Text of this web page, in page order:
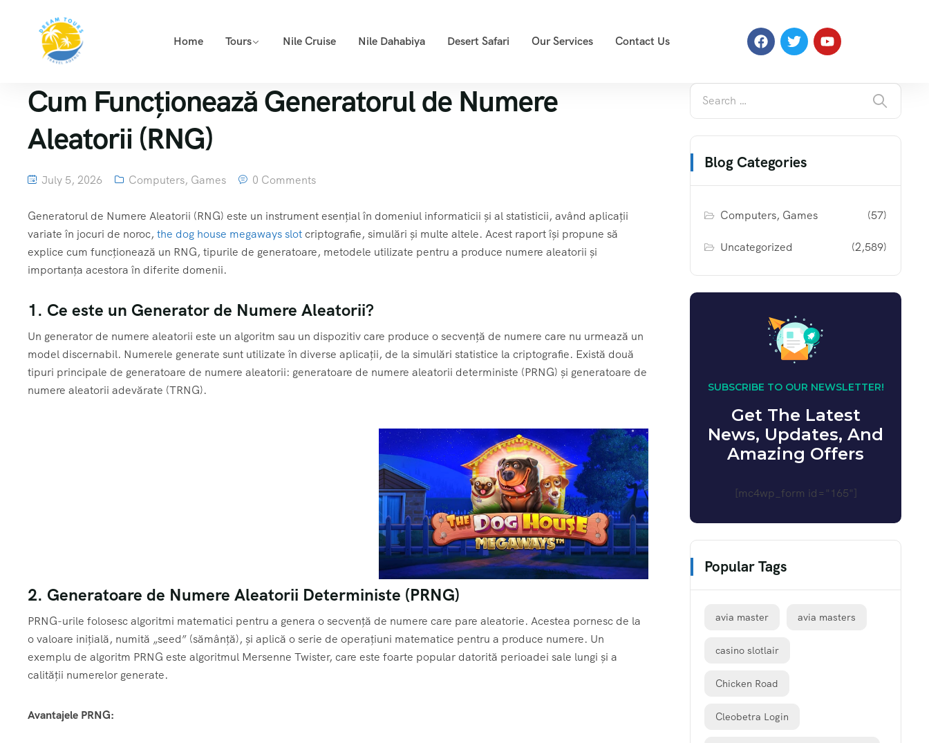
Home Tours Nile Cruise Nile Dahabiya Desert Safari Our Services Contact Us
Cum Funcționează Generatorul de Numere
Aleatorii (RNG)
July 5, 2026 Computers, Games 0 Comments
Generatorul de Numere Aleatorii (RNG) este un instrument esențial în domeniul informaticii și al statisticii, având aplicații
variate în jocuri de noroc, the dog house megaways slotcriptografie, simulări și multe altele. Acest raport își propune să
explice cum funcționează un RNG, tipurile de generatoare, metodele utilizate pentru a produce numere aleatorii și
importanța acestora în diferite domenii.
1. Ce este un Generator de Numere Aleatorii?
Un generator de numere aleatorii este un algoritm sau un dispozitiv care produce o secvență de numere care nu urmează un
model discernabil. Numerele generate sunt utilizate în diverse aplicații, de la simulări statistice la criptografie. Există două
tipuri principale de generatoare de numere aleatorii: generatoare de numere aleatorii deterministe (PRNG) și generatoare de
numere aleatorii adevărate (TRNG).
2. Generatoare de Numere Aleatorii Deterministe (PRNG)
PRNG-urile folosesc algoritmi matematici pentru a genera o secvență de numere care pare aleatorie. Acestea pornesc de la
o valoare inițială, numită „seed” (sămânță), și aplică o serie de operațiuni matematice pentru a produce numere. Un
exemplu de algoritm PRNG este algoritmul Mersenne Twister, care este foarte popular datorită perioadei sale lungi și a
calității numerelor generate.
Avantajele PRNG:
Blog Categories
Computers, Games (57)
Uncategorized (2,589)
SUBSCRIBE TO OUR NEWSLETTER!
Get The Latest
News, Updates, And
Amazing Offers
[mc4wp_form id="165"]
Popular Tags
avia master avia masters
casino slotlair
Chicken Road
Cleobetra Login